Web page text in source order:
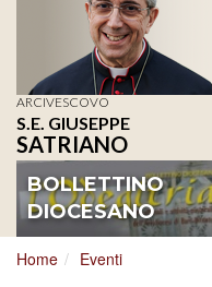
ARCIVESCOVO
S.E. GIUSEPPE
SATRIANO
BOLLETTINO
DIOCESANO
Home Eventi